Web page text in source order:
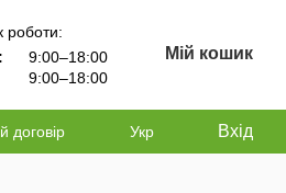
роботи:
9:00–18:00
9:00–18:00
Мій кошик
договір Укр Вхід